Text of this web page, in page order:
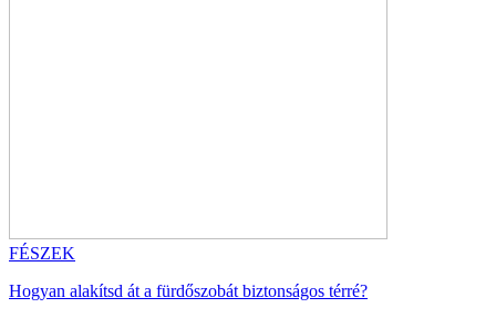
FÉSZEK
Hogyan alakítsd át a fürdőszobát biztonságos térré?